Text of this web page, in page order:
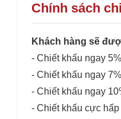
Chính sách
Khách hàng sẽ
- Chiết khấu ngay
- Chiết khấu ngay
- Chiết khấu ngay
- Chiết khấu cực